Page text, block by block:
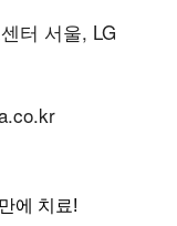
터 서울, LG